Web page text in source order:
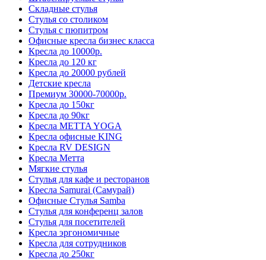
Складные стулья
Стулья со столиком
Стулья с пюпитром
Офисные кресла бизнес класса
Кресла до 10000р.
Кресла до 120 кг
Кресла до 20000 рублей
Детские кресла
Премиум 30000-70000р.
Кресла до 150кг
Кресла до 90кг
Кресла METTA YOGA
Кресла офисные KING
Кресла RV DESIGN
Кресла Метта
Мягкие стулья
Стулья для кафе и ресторанов
Кресла Samurai (Самурай)
Офисные Стулья Samba
Стулья для конференц залов
Стулья для посетителей
Кресла эргономичные
Кресла для сотрудников
Кресла до 250кг